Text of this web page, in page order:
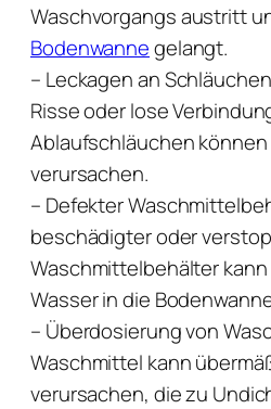
Waschvorgangs austritt
Bodenwannegelangt.
– Leckagen an
Risse oder lose
Ablaufschläuchen
verursachen.
– Defekter
beschädigter oder
Waschmittelbehälter
Wasser in die
– Überdosierung von
Waschmittel kann
verursachen, die zu